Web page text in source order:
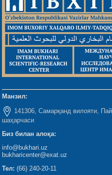
Манзил:
141306, Самарқанд вилояти,
шаҳарчаси
Биз билан алоқа:
info@bukhari.uz
bukharicenter@exat.uz
Тел: (66) 240-20-11